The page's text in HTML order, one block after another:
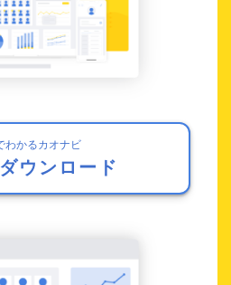
わかるカオナビ
ウンロード